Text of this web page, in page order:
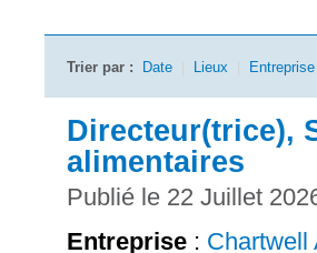
Trier par : Date Lieux Entreprise
Directeur(trice),
alimentaires
Publié le 22 Juillet
Entreprise : Chartwell